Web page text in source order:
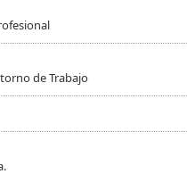
de Trabajo